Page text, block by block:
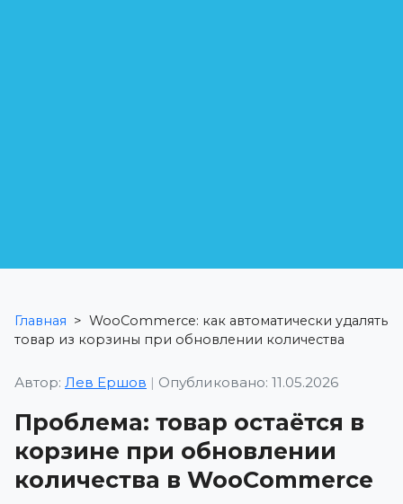
Главная > WooCommerce: как автоматически удалять
товар из корзины при обновлении количества
Автор: Лев Ершов | Опубликовано: 11.05.2026
Проблема: товар остаётся в
корзине при обновлении
количества в WooCommerce